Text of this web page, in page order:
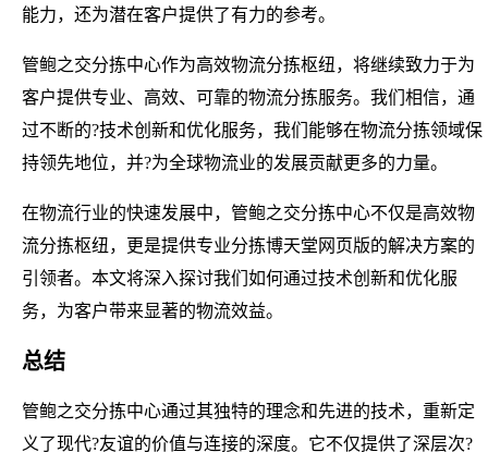
能力，还为潜在客户提供了有力的参考。
管鲍之交分拣中心作为高效物流分拣枢纽，将继续致力于为
客户提供专业、高效、可靠的物流分拣服务。我们相信，通
过不断的?技术创新和优化服务，我们能够在物流分拣领域保
持领先地位，并?为全球物流业的发展贡献更多的力量。
在物流行业的快速发展中，管鲍之交分拣中心不仅是高效物
流分拣枢纽，更是提供专业分拣博天堂网页版的解决方案的
引领者。本文将深入探讨我们如何通过技术创新和优化服
务，为客户带来显著的物流效益。
总结
管鲍之交分拣中心通过其独特的理念和先进的技术，重新定
义了现代?友谊的价值与连接的深度。它不仅提供了深层次?